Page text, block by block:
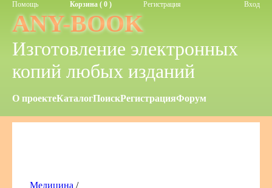
Помощь Корзина ( 0 ) Регистрация Вход
ANY-BOOK
Изготовление электронных
копий любых изданий
О проектеКаталогПоискРегистрацияФорум
Медицина /